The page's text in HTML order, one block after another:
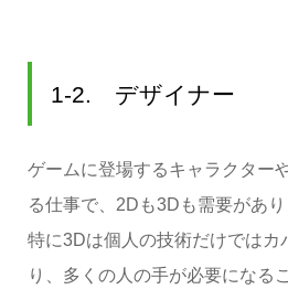
1-2. デザイナー
ゲームに登場するキャラクター
る仕事で、2Dも3Dも需要があり
特に3Dは個人の技術だけではカ
り、多くの人の手が必要になる